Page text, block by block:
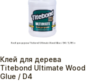
Клей для дерева
Titebond Ultimate Wood
Glue / D4